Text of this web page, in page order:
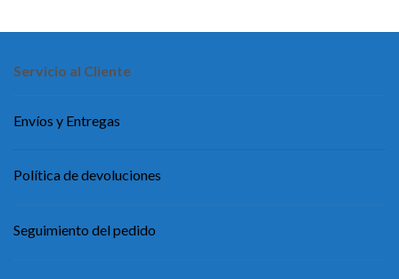
Servicio al Cliente
Envíos y Entregas
Política de devoluciones
Seguimiento del pedido